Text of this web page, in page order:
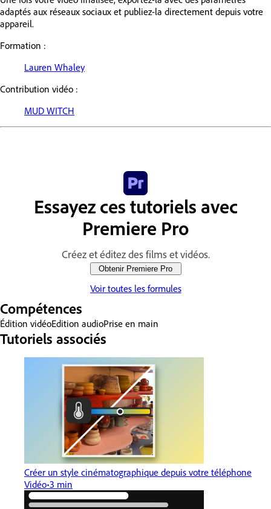
adaptés aux réseaux sociaux et publiez-la directement depuis votre
appareil.
Formation :
Lauren Whaley
Contribution vidéo :
MUD WITCH
Essayez ces tutoriels avec
Premiere Pro
Créez et éditez des films et vidéos.
Obtenir Premiere Pro
Voir toutes les formules
Compétences
Édition vidéoEdition audioPrise en main
Tutoriels associés
Créer un style cinématographique depuis votre téléphone
Vidéo 3 min